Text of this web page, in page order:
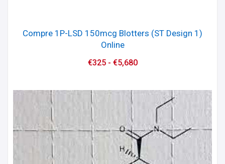
Compre 1P-LSD 150mcg Blotters (ST Design 1)
Online
€325- €5,680